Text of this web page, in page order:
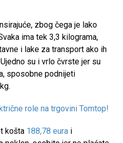
zbog čega je lako
ima tek 3,3 kilograma,
i lake za transport ako ih
su i vrlo čvrste jer su
sposobne podnijeti
role na trgovini Tomtop!
košta 188,78 eura i